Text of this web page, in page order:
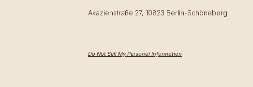
Akazienstraße 27, 10823 Berlin-Schöneberg​
Do Not Sell My Personal Information